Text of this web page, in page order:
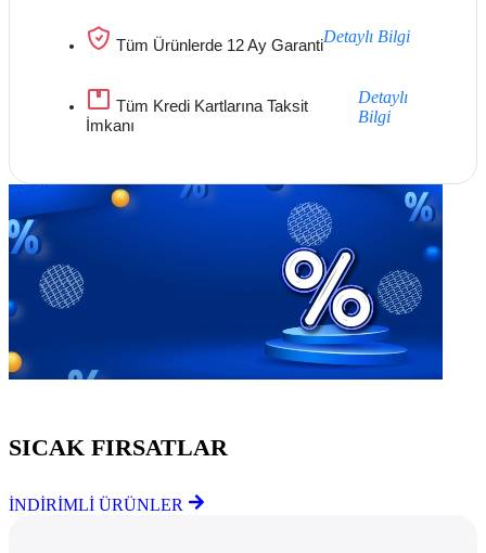
Tüm Ürünlerde 12 Ay GarantiDetaylı Bilgi
Tüm Kredi Kartlarına Taksit
İmkanı
Detaylı
Bilgi
SICAK FIRSATLAR
İNDİRİMLİ ÜRÜNLER